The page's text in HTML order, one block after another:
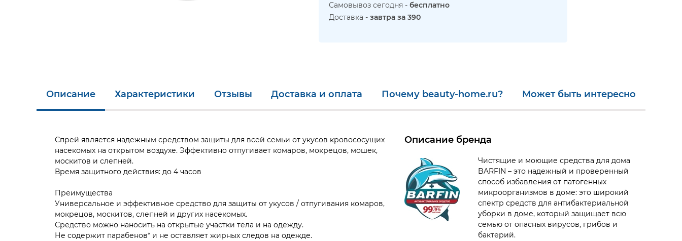
Самовывоз сегодня - бесплатно
Доставка - завтра за 390
Описание Характеристики Отзывы Доставка и оплата Почему beauty-home.ru? Может быть интересно
Спрей является надежным средством защиты для всей семьи от укусов кровососущих
насекомых на открытом воздухе. Эффективно отпугивает комаров, мокрецов, мошек,
москитов и слепней.
Время защитного действия: до 4 часов
Преимущества
Универсальное и эффективное средство для защиты от укусов / отпугивания комаров,
мокрецов, москитов, слепней и других насекомых.
Средство можно наносить на открытые участки тела и на одежду.
Не содержит парабенов* и не оставляет жирных следов на одежде.
Описание бренда
Чистящие и моющие средства для дома
BARFIN – это надежный и проверенный
способ избавления от патогенных
микроорганизмов в доме: это широкий
спектр средств для антибактериальной
уборки в доме, который защищает всю
семью от опасных вирусов, грибов и
бактерий.